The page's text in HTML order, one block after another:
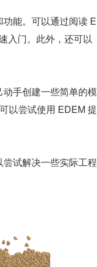
能。可以通过阅读 E
入门。此外，还可以
手创建一些简单的模
以尝试使用 EDEM 提
试解决一些实际工程